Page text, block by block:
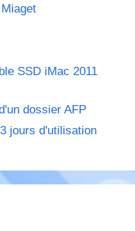
SSD iMac 2011
dossier AFP
jours d'utilisation